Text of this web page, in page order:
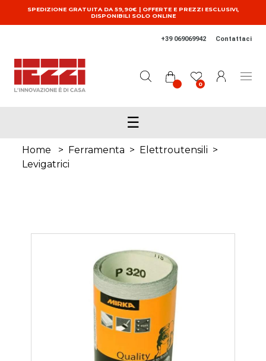
Salta al contenuto principale
SPEDIZIONE GRATUITA DA 59,90€ | OFFERTE E PREZZI ESCLUSIVI,
DISPONIBILI SOLO ONLINE
+39 069069942 Contattaci
0
☰
Home > Ferramenta > Elettroutensili >
Levigatrici